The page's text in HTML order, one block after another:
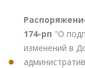
174-рп "О
изменений в